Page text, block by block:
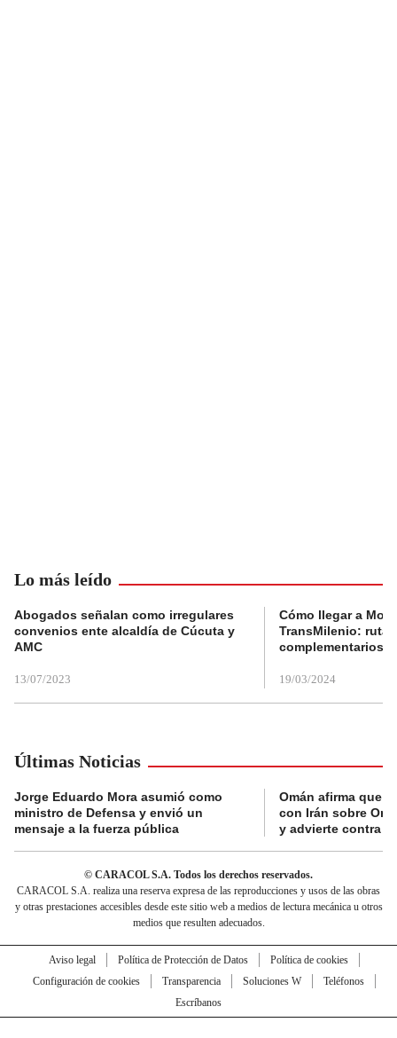
Lo más leído
Abogados señalan como irregulares
convenios ente alcaldía de Cúcuta y
AMC
13/07/2023
Cómo llegar a
TransMilenio:
complementarios
19/03/2024
Últimas Noticias
Jorge Eduardo Mora asumió como
ministro de Defensa y envió un
mensaje a la fuerza pública
Omán afirma que
con Irán sobre
y advierte contra
© CARACOL S.A. Todos los derechos reservados.
CARACOL S.A. realiza una reserva expresa de las reproducciones y usos de las obras
y otras prestaciones accesibles desde este sitio web a medios de lectura mecánica u otros
medios que resulten adecuados.
Aviso legal Política de Protección de Datos
Política de cookies
Configuración de cookies
Transparencia Soluciones W
Teléfonos
Escríbanos